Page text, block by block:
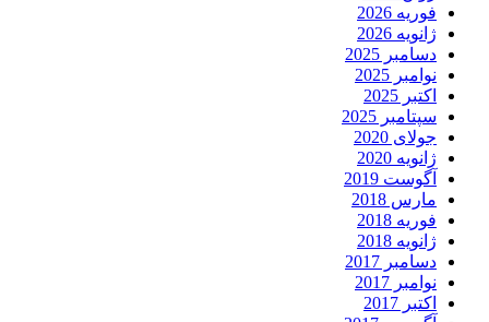
فوریه 2026
ژانویه 2026
دسامبر 2025
نوامبر 2025
اکتبر 2025
سپتامبر 2025
جولای 2020
ژانویه 2020
آگوست 2019
مارس 2018
فوریه 2018
ژانویه 2018
دسامبر 2017
نوامبر 2017
اکتبر 2017